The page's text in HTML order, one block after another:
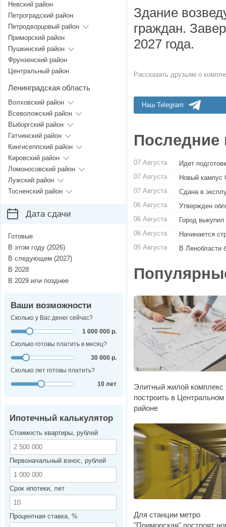
Здание
граждан.
2027 года.
Рассказать друзьям о
Наш Telegram
Последние
07 Августа
Идет
07 Августа
Новый кампус
07 Августа
Сдана в
06 Августа
Утвержден
06 Августа
Город
06 Августа
Начинается
05 Августа
В Ленобласти
Элитный жилой комплекс
построить в Центральном
районе
Для станции метро
"Приморская" построят
Невский район
Петроградский район
Петродворцовый район
Приморский район
Пушкинский район
Фрунзенский район
Центральный район
Ленинградская область
Волховский район
Всеволожский район
Выборгский район
Гатчинский район
Кингисеппский район
Кировский район
Ломоносовский район
Лужский район
Тосненский район
Дата сдачи
Готовые
В этом году (2026)
В следующем (2027)
В 2028
В 2029 или позднее
Ваши возможности
Сколько у Вас денег сейчас?
1 000 000 р.
Сколько готовы платить в месяц?
30 000 р.
Сколько лет готовы платить?
10 лет
Ипотечный калькулятор
Стоимость квартиры, рублей
Первоначальный взнос, рублей
Срок ипотеки, лет
Процентная ставка, %